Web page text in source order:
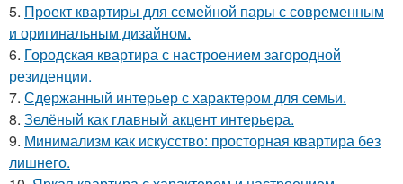
5. Проект квартиры для семейной пары с современным
и оригинальным дизайном.
6. Городская квартира с настроением загородной
резиденции.
7. Сдержанный интерьер с характером для семьи.
8. Зелёный как главный акцент интерьера.
9. Минимализм как искусство: просторная квартира без
лишнего.